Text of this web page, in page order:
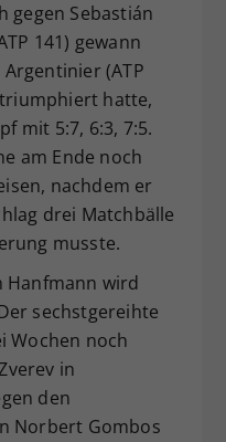
gegen Sebastián
141) gewann
(ATP
hatte,
mit 5:7, 6:3, 7:5.
am Ende noch
nachdem er
drei Matchbälle
musste.
Hanfmann wird
sechstgereihte
Wochen noch
in
den
Norbert Gombos